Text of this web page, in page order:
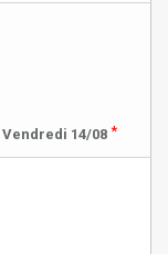
Vendredi 14/08 *